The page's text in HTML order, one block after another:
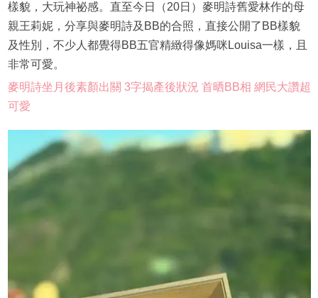
樣貌，大玩神祕感。直至今日（20日）麥明詩舊愛林作的母
親王莉妮，分享與麥明詩及BB的合照，直接公開了BB樣貌
及性別，不少人都覺得BB五官精緻得像媽咪Louisa一樣，且
非常可愛。
麥明詩坐月後素顏出關 3字揭產後狀況 首晒BB相 網民大讚超
可愛